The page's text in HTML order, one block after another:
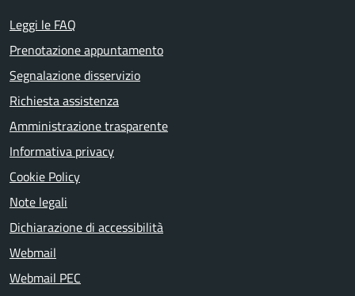
Leggi le FAQ
Prenotazione appuntamento
Segnalazione disservizio
Richiesta assistenza
Amministrazione trasparente
Informativa privacy
Cookie Policy
Note legali
Dichiarazione di accessibilità
Webmail
Webmail PEC